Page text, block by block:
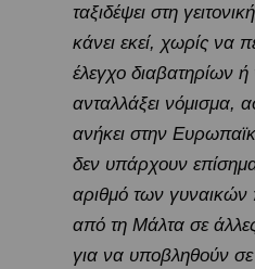
ταξιδέψει στη
κάνει εκεί, χωρίς να
έλεγχο διαβατηρίων ή
ανταλλάξει νόμισμα,
ανήκει στην
δεν υπάρχουν επίσημα
αριθμό των γυναικών
από τη Μάλτα σε
για να υποβληθούν